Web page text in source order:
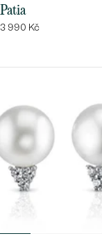
Patia
3 990 Kč